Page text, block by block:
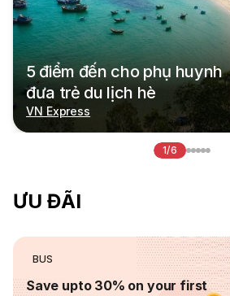
5 điểm đến cho phụ huynh
đưa trẻ du lịch hè
VN Express
1/6
ƯU ĐÃI
BUS
Save upto 30% on your first